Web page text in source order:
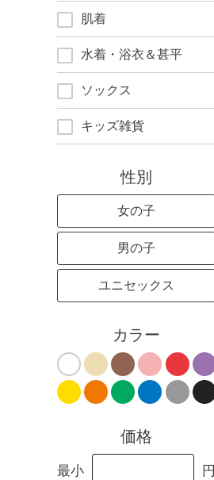
肌着
水着・浴衣＆甚平
ソックス
キッズ雑貨
性別
女の子
男の子
ユニセックス
カラー
価格
最小
円